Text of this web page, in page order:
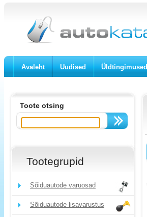
Avaleht Uudised Üldtingimused
Toote otsing
Tootegrupid
Sõiduautode varuosad
Sõiduautode lisavarustus